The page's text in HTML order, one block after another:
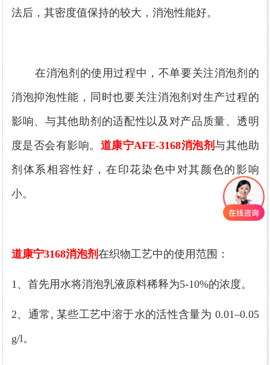
法后，其密度值保持的较大，消泡性能好。
在消泡剂的使用过程中，不单要关注消泡剂的
消泡抑泡性能，同时也要关注消泡剂对生产过程的
影响、与其他助剂的适配性以及对产品质量、透明
度是否会有影响。 道康宁AFE-3168消泡剂与其他助
剂体系相容性好，在印花染色中对其颜色的影响
小。
道康宁3168消泡剂在织物工艺中的使用范围：
1、首先用水将消泡乳液原料稀释为5-10%的浓度。
2、通常, 某些工艺中溶于水的活性含量为 0.01–0.05
g/l。